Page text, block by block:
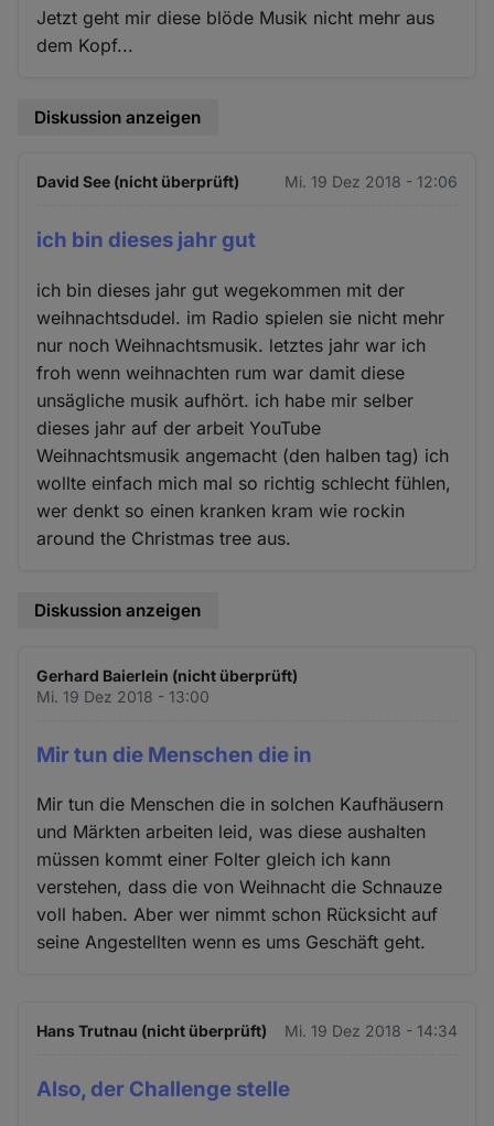
Jetzt geht mir diese blöde Musik nicht mehr aus
dem Kopf...
Diskussion anzeigen
David See (nicht überprüft) Mi. 19 Dez 2018 - 12:06
ich bin dieses jahr gut
ich bin dieses jahr gut wegekommen mit der
weihnachtsdudel. im Radio spielen sie nicht mehr
nur noch Weihnachtsmusik. letztes jahr war ich
froh wenn weihnachten rum war damit diese
unsägliche musik aufhört. ich habe mir selber
dieses jahr auf der arbeit YouTube
Weihnachtsmusik angemacht (den halben tag) ich
wollte einfach mich mal so richtig schlecht fühlen,
wer denkt so einen kranken kram wie rockin
around the Christmas tree aus.
Diskussion anzeigen
Gerhard Baierlein (nicht überprüft)
Mi. 19 Dez 2018 - 13:00
Mir tun die Menschen die in
Mir tun die Menschen die in solchen Kaufhäusern
und Märkten arbeiten leid, was diese aushalten
müssen kommt einer Folter gleich ich kann
verstehen, dass die von Weihnacht die Schnauze
voll haben. Aber wer nimmt schon Rücksicht auf
seine Angestellten wenn es ums Geschäft geht.
Hans Trutnau (nicht überprüft) Mi. 19 Dez 2018 - 14:34
Also, der Challenge stelle